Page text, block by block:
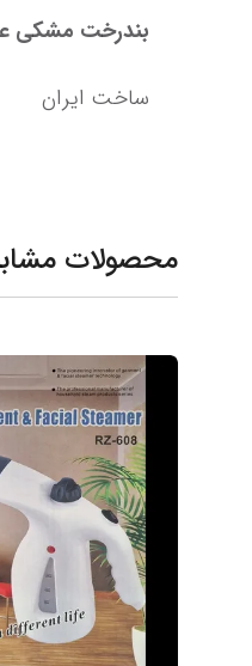
بندرخت مشکی
ساخت ایران
محصولات